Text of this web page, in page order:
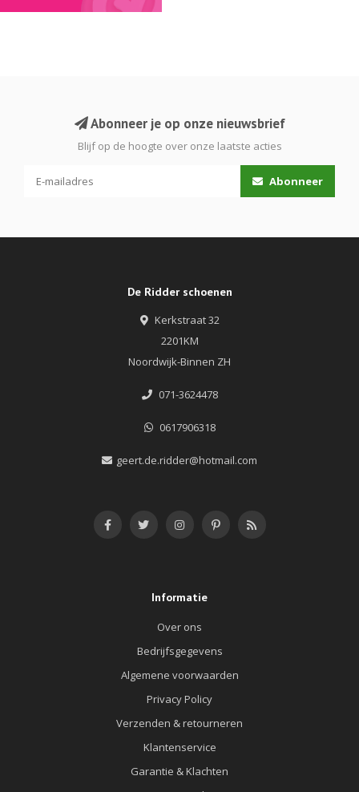
Abonneer je op onze nieuwsbrief
Blijf op de hoogte over onze laatste acties
Abonneer
De Ridder schoenen
Kerkstraat 32
2201KM
Noordwijk-Binnen ZH
071-3624478
0617906318
geert.de.ridder@hotmail.com
Informatie
Over ons
Bedrijfsgegevens
Algemene voorwaarden
Privacy Policy
Verzenden & retourneren
Klantenservice
Garantie & Klachten